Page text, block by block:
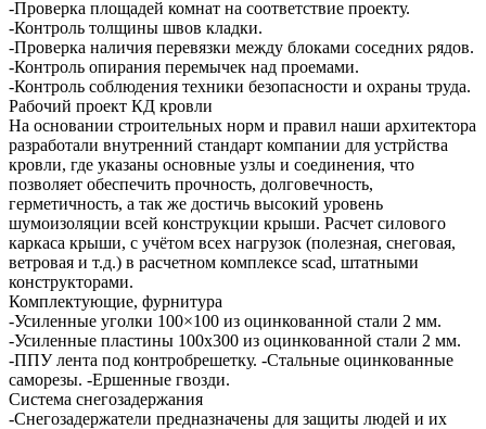
-Проверка площадей комнат на соответствие проекту.
-Контроль толщины швов кладки.
-Проверка наличия перевязки между блоками соседних рядов.
-Контроль опирания перемычек над проемами.
-Контроль соблюдения техники безопасности и охраны труда.
Рабочий проект КД кровли
На основании строительных норм и правил наши архитектора
разработали внутренний стандарт компании для устрйства
кровли, где указаны основные узлы и соединения, что
позволяет обеспечить прочность, долговечность,
герметичность, а так же достичь высокий уровень
шумоизоляции всей конструкции крыши. Расчет силового
каркаса крыши, с учётом всех нагрузок (полезная, снеговая,
ветровая и т.д.) в расчетном комплексе scad, штатными
конструкторами.
Комплектующие, фурнитура
-Усиленные уголки 100×100 из оцинкованной стали 2 мм.
-Усиленные пластины 100х300 из оцинкованной стали 2 мм.
-ППУ лента под контробрешетку. -Стальные оцинкованные
саморезы. -Ершенные гвозди.
Система снегозадержания
-Снегозадержатели предназначены для защиты людей и их